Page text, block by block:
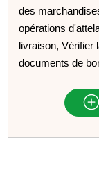
des
opérations
livraison, Vérifier
documents de